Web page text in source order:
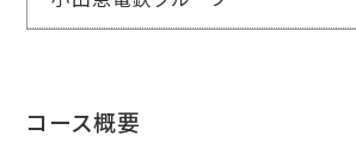
コース概要